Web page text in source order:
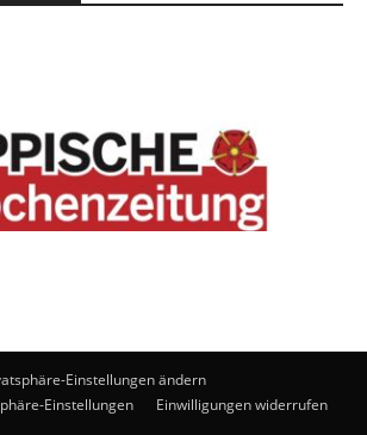
Einstellungen ändern
Einstellungen
Einwilligungen widerrufen